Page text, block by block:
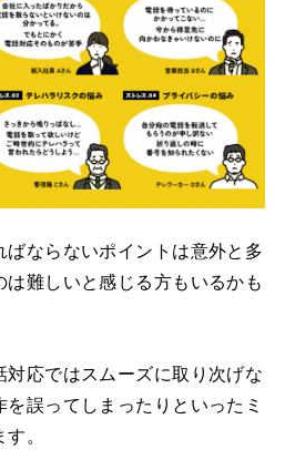
ばならないポイントは意外と多
は難しいと感じる方もいるかも
対応ではスムーズに取り次げな
誤ってしまったりといったミ
。